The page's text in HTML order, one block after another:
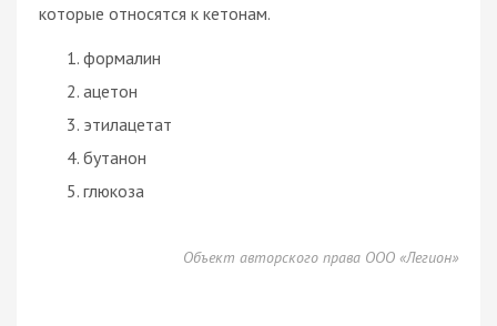
которые относятся к кетонам.
формалин
ацетон
этилацетат
бутанон
глюкоза
Объект авторского права ООО «Легион»